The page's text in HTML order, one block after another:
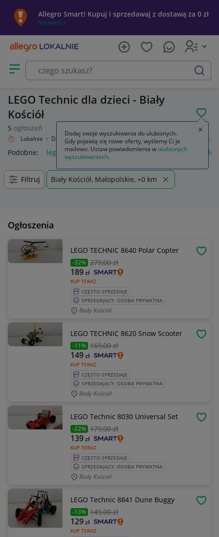
Allegro Smart! Kupuj i sprzedawaj z dostawą za 0 zł
Sprawdź »
Otwórz menu z kategoriami
szukaj
LEGO Technic dla dzieci - Biały
Kościół
5 ogłoszeń
Lokalnie Dziecko Zabawki Klocki LEGO Zestawy Technic
Podobne: lego technic blok techniczny wieża technics
Filtruj Biały Kościół, Małopolskie, +0 km
Ogłoszenia
LEGO TECHNIC 8640 Polar Copter
-32% 279,00 zł
KUP TERAZ
189zł
CZĘSTO SPRZEDAJE
SPRZEDAJĄCY: OSOBA PRYWATNA
Biały Kościół
LEGO TECHNIC 8620 Snow Scooter
-11% 169,00 zł
KUP TERAZ
149zł
CZĘSTO SPRZEDAJE
SPRZEDAJĄCY: OSOBA PRYWATNA
Biały Kościół
LEGO Technic 8030 Universal Set
-22% 179,00 zł
KUP TERAZ
139zł
CZĘSTO SPRZEDAJE
SPRZEDAJĄCY: OSOBA PRYWATNA
Biały Kościół
LEGO Technic 8841 Dune Buggy
-13% 149,00 zł
KUP TERAZ
129zł
Dodaj swoje wyszukiwania do ulubionych.
Gdy pojawią się nowe oferty, wyślemy Ci je
mailowo. Ustaw powiadomienia w ulubionych
wyszukiwaniach.